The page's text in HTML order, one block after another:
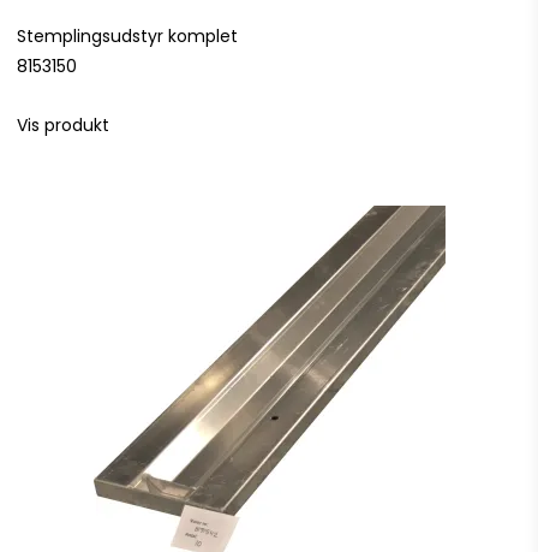
Stemplingsudstyr komplet
8153150
Vis produkt